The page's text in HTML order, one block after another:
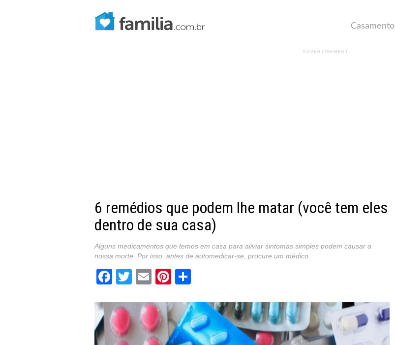
Casamento
6 remédios que podem lhe matar (você tem eles
dentro de sua casa)
Alguns medicamentos que temos em casa para aliviar sintomas simples podem causar a
nossa morte. Por isso, antes de automedicar-se, procure um médico.
Facebook
TwitterEmailPinterest